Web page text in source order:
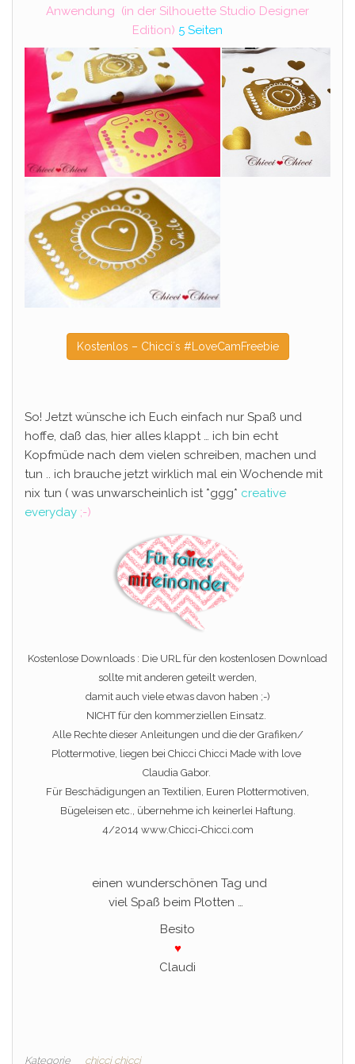
Anwendung (in der Silhouette Studio Designer
Edition) 5 Seiten
Kostenlos – Chicci´s #LoveCamFreebie
So! Jetzt wünsche ich Euch einfach nur Spaß und
hoffe, daß das, hier alles klappt … ich bin echt
Kopfmüde nach dem vielen schreiben, machen und
tun .. ich brauche jetzt wirklich mal ein Wochende mit
nix tun ( was unwarscheinlich ist *ggg* creative
everyday ;-)
Kostenlose Downloads : Die URL für den kostenlosen Download
sollte mit anderen geteilt werden,
damit auch viele etwas davon haben ;-)
NICHT für den kommerziellen Einsatz.
Alle Rechte dieser Anleitungen und die der Grafiken/
Plottermotive, liegen bei Chicci Chicci Made with love
Claudia Gabor.
Für Beschädigungen an Textilien, Euren Plottermotiven,
Bügeleisen etc., übernehme ich keinerlei Haftung.
4/2014 www.Chicci-Chicci.com
einen wunderschönen Tag und
viel Spaß beim Plotten …
Besito
♥
Claudi
Kategorie chicci chicci